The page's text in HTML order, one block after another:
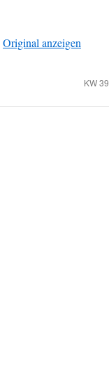
Original anzeigen
KW 39